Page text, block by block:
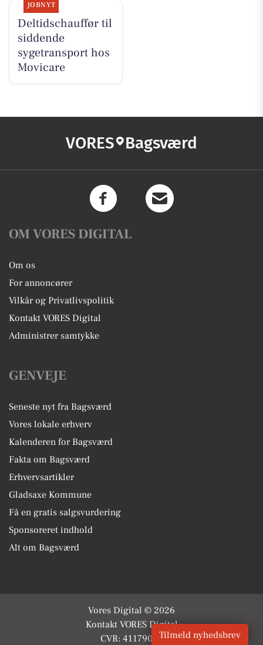
JOBNYT
Deltidschauffør til
siddende
sygetransport hos
Movicare
VORES Bagsværd
OM VORES DIGITAL
Om os
For annoncører
Vilkår og Privatlivspolitik
Kontakt VORES Digital
Administrer samtykke
GENVEJE
Seneste nyt fra Bagsværd
Vores lokale erhverv
Kalenderen for Bagsværd
Fakta om Bagsværd
Erhvervsartikler
Gladsaxe Kommune
Få en gratis salgsvurdering
Sponsoreret indhold
Alt om Bagsværd
Vores Digital © 2026
Kontakt VORES Digital
CVR: 41179082Tilmeld nyhedsbrev